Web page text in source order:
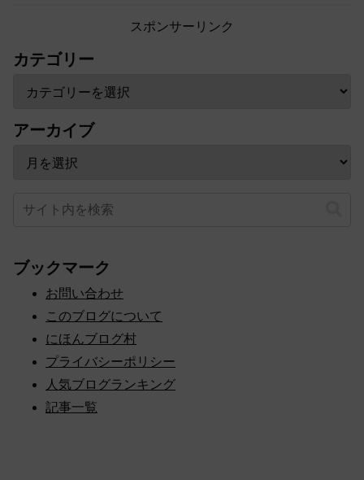
スポンサーリンク
カテゴリー
アーカイブ
ブックマーク
お問い合わせ
このブログについて
にほんブログ村
プライバシーポリシー
人気ブログランキング
記事一覧